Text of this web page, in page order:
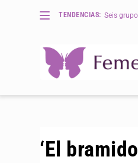
TENDENCIAS: Seis
‘El